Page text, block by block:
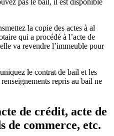
la copie des actes à al
qui a procédé à l’acte de
va revendre l’immeuble pour
le contrat de bail et les
repris au bail ne
de crédit, acte de
de commerce, etc.